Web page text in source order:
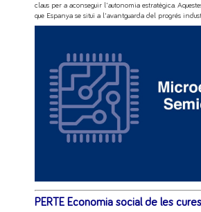
claus per a aconseguir l'autonomia estratègica.
que Espanya se situï a l'avantguarda del progrés
PERTE Economia social de les